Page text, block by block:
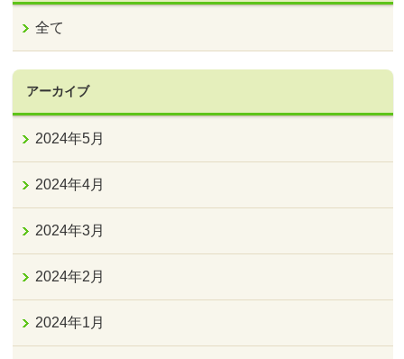
全て
アーカイブ
2024年5月
2024年4月
2024年3月
2024年2月
2024年1月